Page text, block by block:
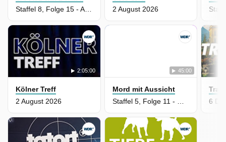
Staffel 8, Folge 15 - Ausnahmezustand
2 August 2026
2:05:00
Kölner Treff
2 August 2026
45:00
Mord mit Aussicht
6